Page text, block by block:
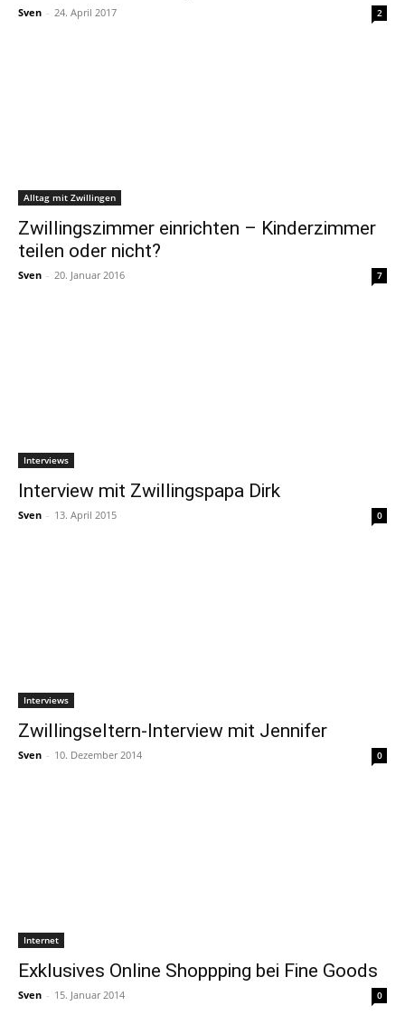
Sven - 24. April 2017 2
Alltag mit Zwillingen
Zwillingszimmer einrichten – Kinderzimmer
teilen oder nicht?
Sven - 20. Januar 2016 7
Interviews
Interview mit Zwillingspapa Dirk
Sven - 13. April 2015 0
Interviews
Zwillingseltern-Interview mit Jennifer
Sven - 10. Dezember 2014 0
Internet
Exklusives Online Shoppping bei Fine Goods
Sven - 15. Januar 2014 0